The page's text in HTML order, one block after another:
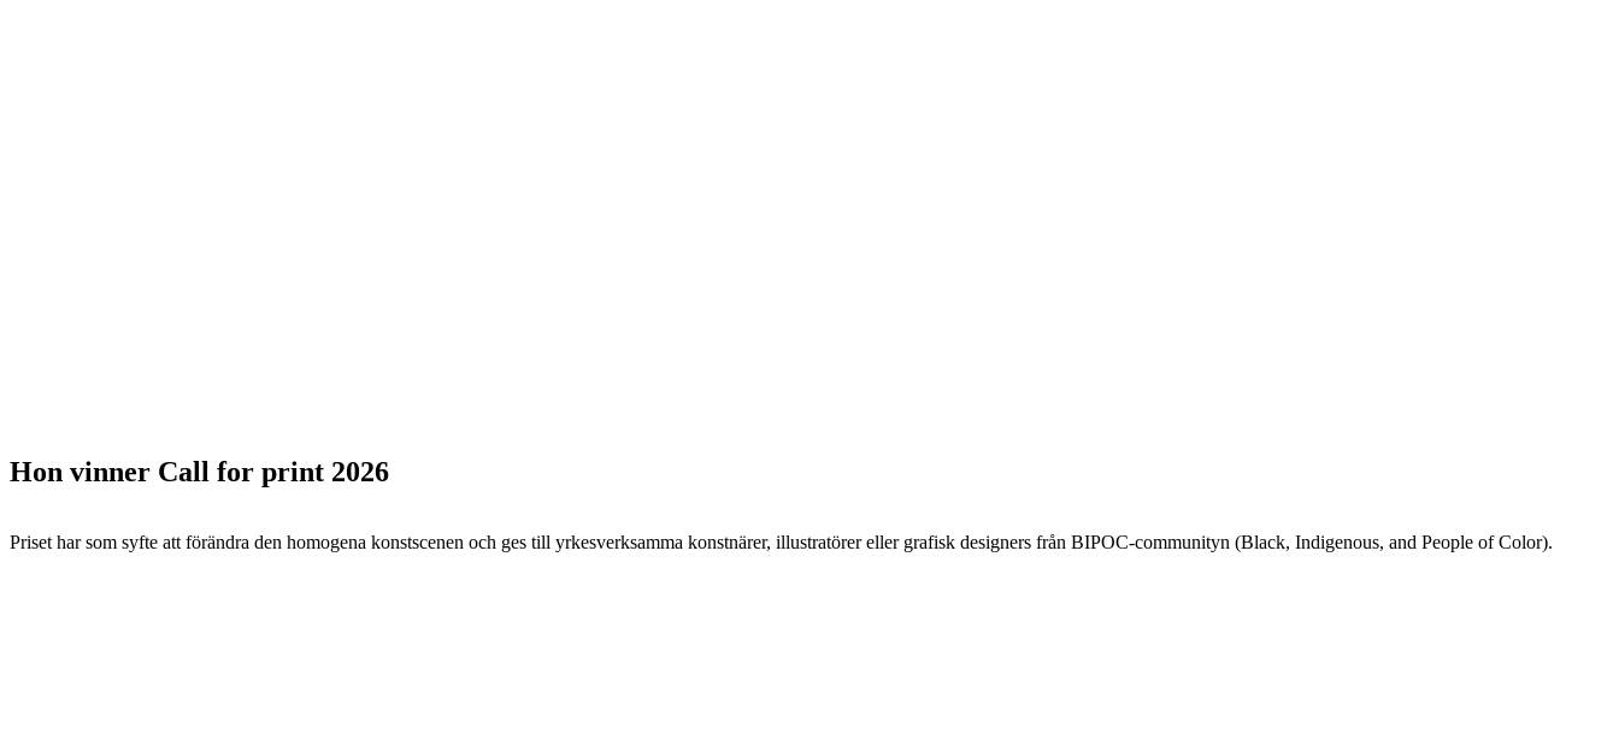
Hon vinner Call for print 2026
Priset har som syfte att förändra den homogena konstscenen och ges till yrkesverksamma konstnärer, illustratörer eller grafisk designers från BIPOC-communityn (Black, Indigenous, and People of Color).